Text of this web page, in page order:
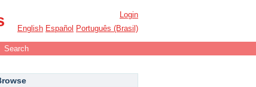
Login
English Español Português (Brasil)
Search